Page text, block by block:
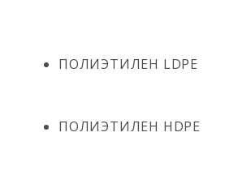
ПОЛИЭТИЛЕН LDPE
ПОЛИЭТИЛЕН HDPE